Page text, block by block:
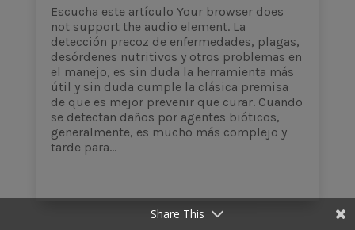
Share This
Escucha este artículo Your browser does
not support the audio element. La
detección precoz de enfermedades, plagas,
desórdenes nutritivos y otros problemas en
el manejo, es sin duda la herramienta más
útil y sin duda cumple la clásica premisa
de que es mejor prevenir que curar. Cuando
se detectan daños por agentes bióticos,
generalmente, es mucho más complejo y
tarde para...